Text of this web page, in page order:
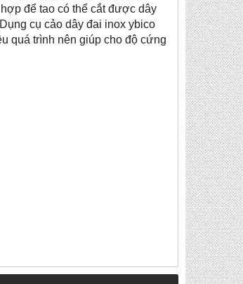
để tao có thể cắt được dây
cụ cảo dây đai inox ybico
quá trình nên giúp cho độ cứng